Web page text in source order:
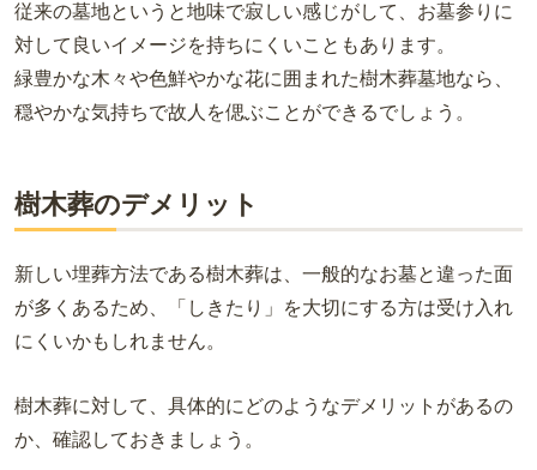
従来の墓地というと地味で寂しい感じがして、お墓参りに
対して良いイメージを持ちにくいこともあります。
緑豊かな木々や色鮮やかな花に囲まれた樹木葬墓地なら、
穏やかな気持ちで故人を偲ぶことができるでしょう。
樹木葬のデメリット
新しい埋葬方法である樹木葬は、一般的なお墓と違った面
が多くあるため、「しきたり」を大切にする方は受け入れ
にくいかもしれません。
樹木葬に対して、具体的にどのようなデメリットがあるの
か、確認しておきましょう。